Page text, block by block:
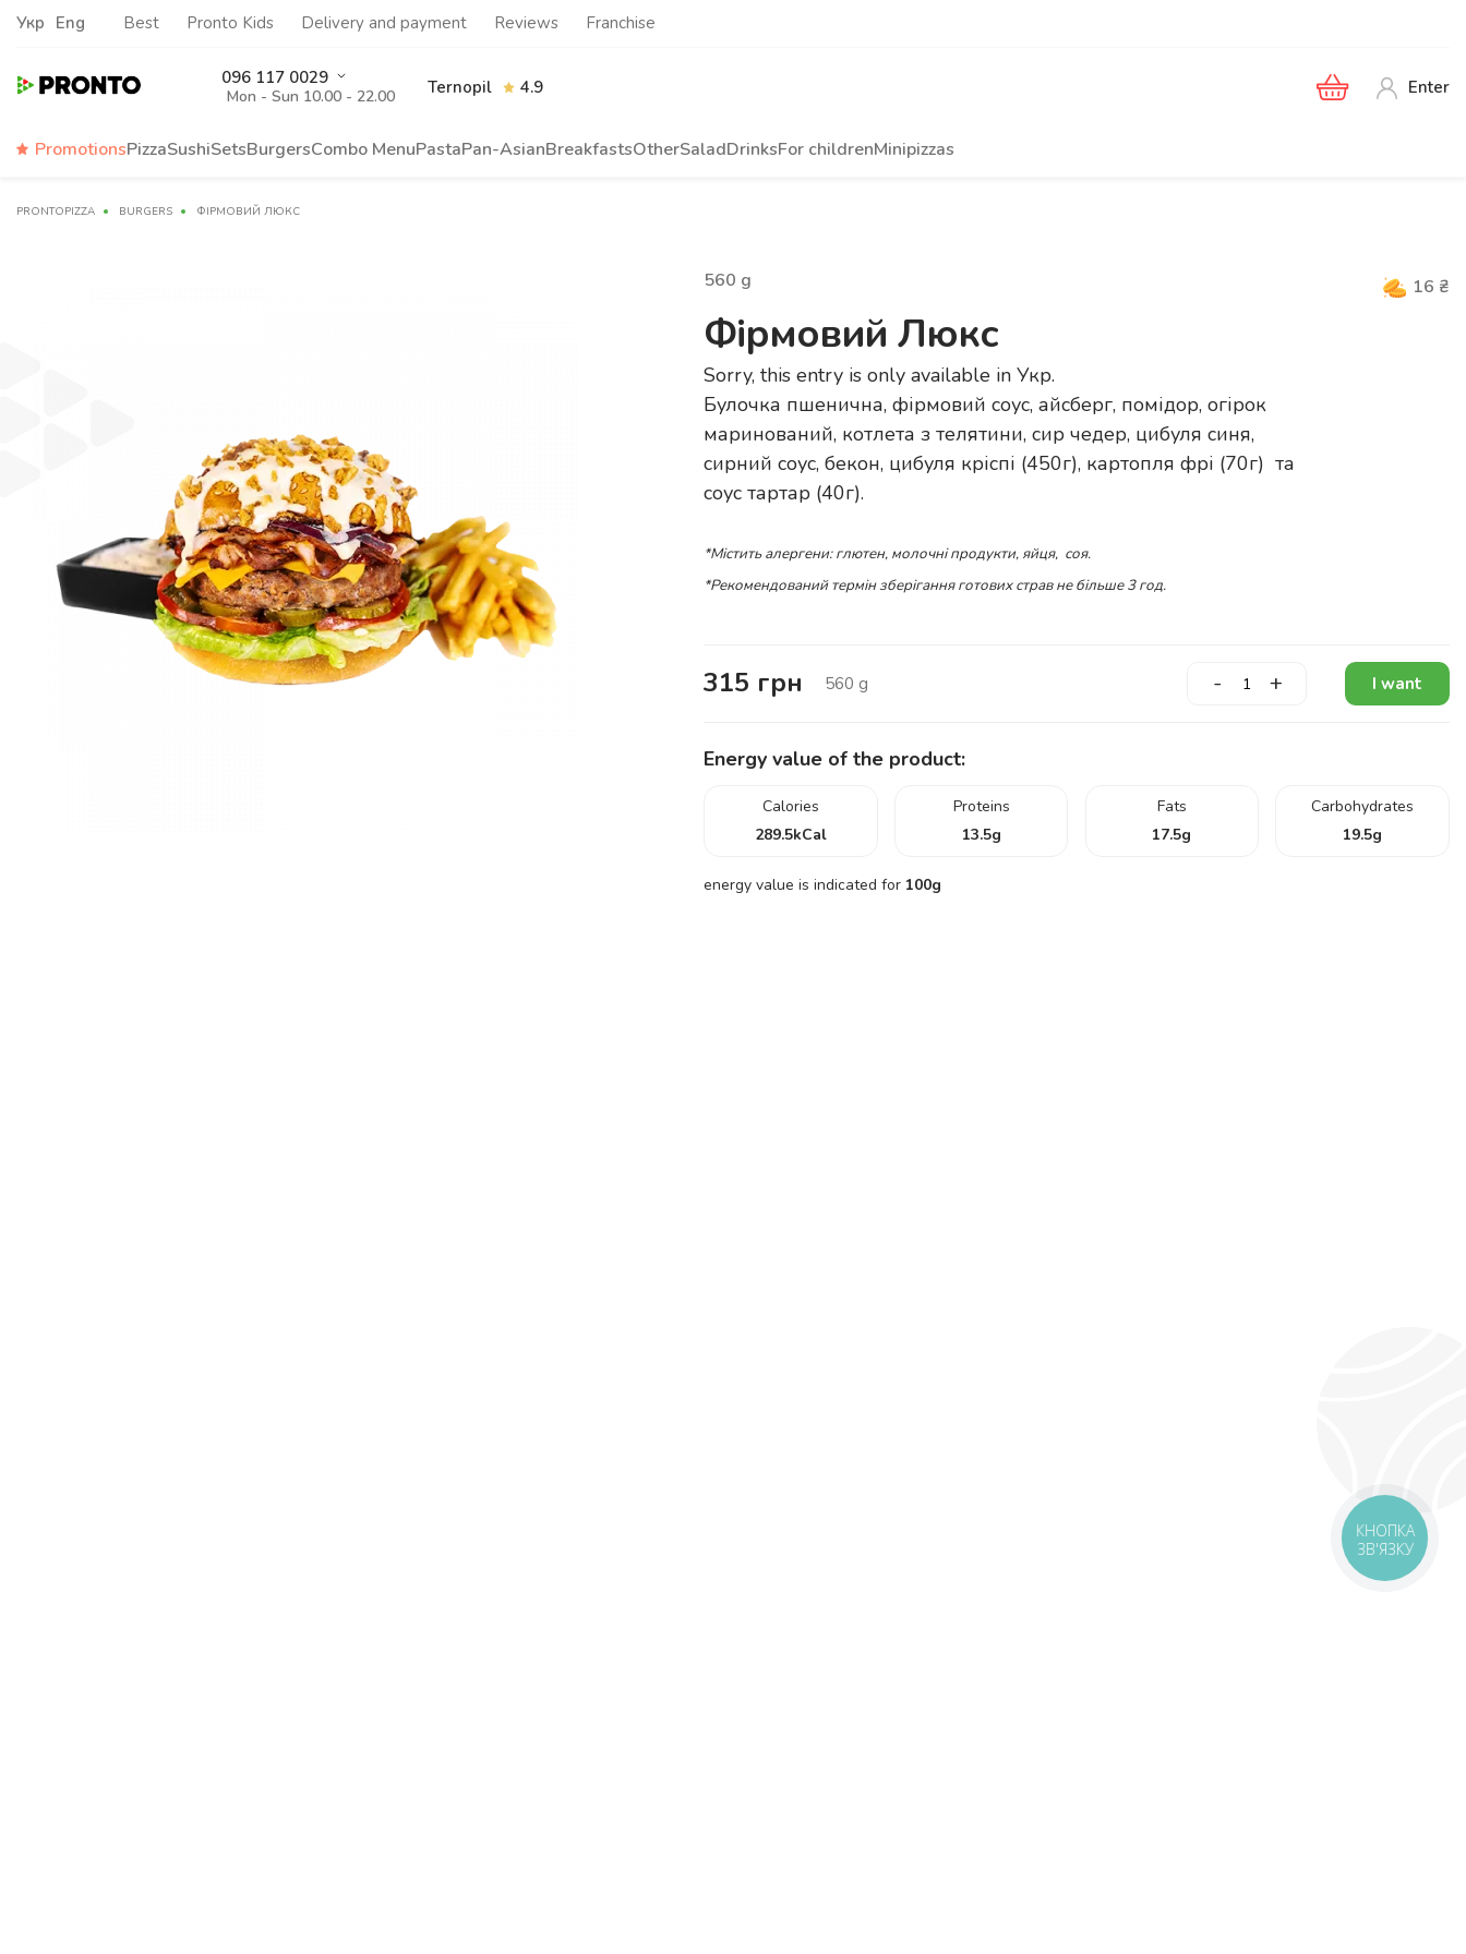
Укр Eng Best Pronto Kids Delivery and payment Reviews Franchise
096 117 0029
Mon - Sun 10.00 - 22.00 Ternopil 4.9 Enter
PromotionsPizzaSushiSetsBurgersСombo MenuPastaPan-AsianBreakfastsOtherSaladDrinksFor childrenMinipizzas
PRONTOPIZZA BURGERS ФІРМОВИЙ ЛЮКС
560 g 16 ₴
Фірмовий Люкс
Sorry, this entry is only available in Укр.
Булочка пшенична, фірмовий соус, айсберг, помідор, огірок
маринований, котлета з телятини, сир чедер, цибуля синя,
сирний соус, бекон, цибуля кріспі (450г), картопля фрі (70г) та
соус тартар (40г).
*Містить алергени: глютен, молочні продукти, яйця, соя.
*Рекомендований термін зберігання готових страв не більше 3 год.
315 грн 560 g - + I want
Energy value of the product:
Calories
289.5kCal
Proteins
13.5g
Fats
17.5g
Carbohydrates
19.5g
energy value is indicated for 100g
КНОПКА
ЗВ'ЯЗКУ